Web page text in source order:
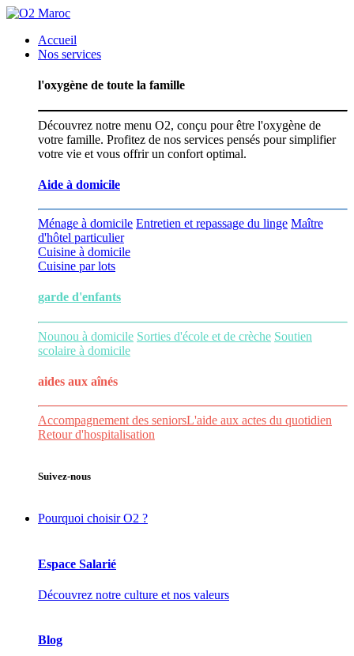
Accueil
Nos services
l'oxygène de toute la famille
Découvrez notre menu O2, conçu pour être l'oxygène de
votre famille. Profitez de nos services pensés pour simplifier
votre vie et vous offrir un confort optimal.
Aide à domicile
Ménage à domicile Entretien et repassage du linge Maître
d'hôtel particulier
Cuisine à domicile
Cuisine par lots
garde d'enfants
Nounou à domicile Sorties d'école et de crèche Soutien
scolaire à domicile
aides aux aînés
Accompagnement des seniorsL'aide aux actes du quotidien
Retour d'hospitalisation
Suivez-nous
Pourquoi choisir O2 ?
Espace Salarié
Découvrez notre culture et nos valeurs
Blog